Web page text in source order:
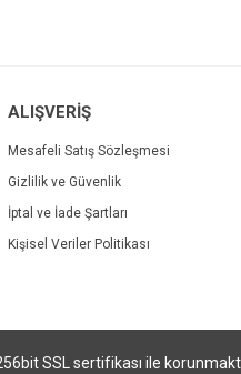
TL
TL
ALIŞVERİŞ
Mesafeli Satış Sözleşmesi
Gizlilik ve Güvenlik
İptal ve İade Şartları
Kişisel Veriler Politikası
SSL sertifikası ile